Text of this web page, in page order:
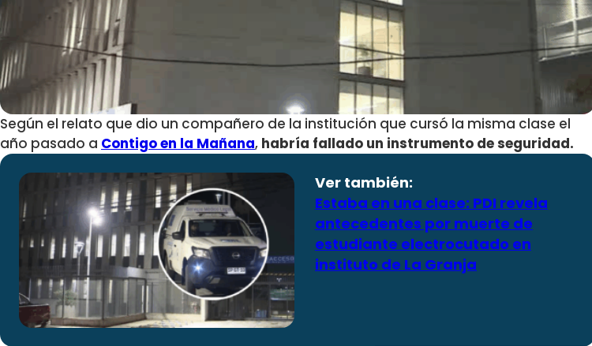
Según el relato que dio un compañero de la institución que cursó la misma clase el
año pasado a Contigo en la Mañana, habría fallado un instrumento de seguridad.
Ver también:
Estaba en una clase: PDI revela
antecedentes por muerte de
estudiante electrocutado en
instituto de La Granja